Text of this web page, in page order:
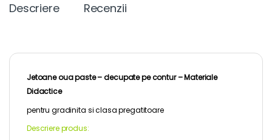
Descriere Recenzii
Jetoane oua paste – decupate pe contur –Materiale
Didactice
pentrugradinita si clasa pregatitoare
Descriere produs: